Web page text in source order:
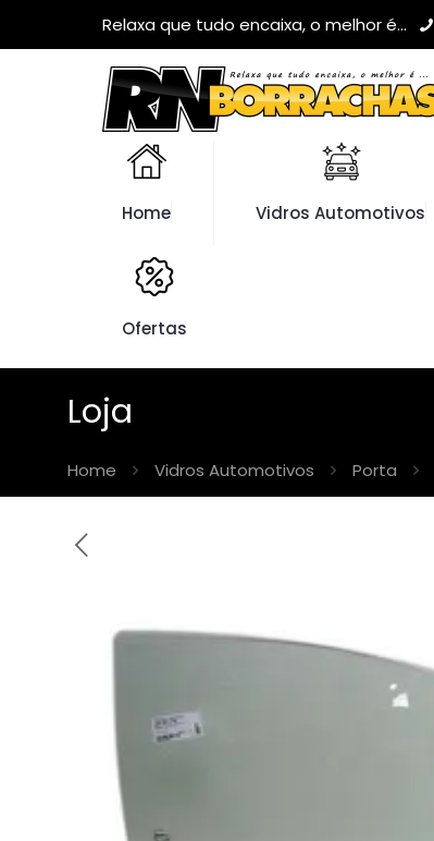
Relaxa que tudo encaixa, o melhor é...
Home Vidros Automotivos
Ofertas
Loja
Home Vidros Automotivos Porta